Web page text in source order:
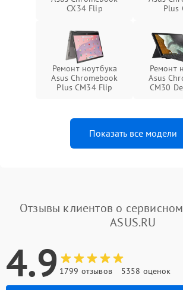
CX34 Flip
Plus
Ремонт ноутбука
Asus Chromebook
Plus CM34 Flip
Ремонт
Asus
CM30
Показать все модели
Отзывы клиентов о
ASUS.RU
4.9 1799 отзывов 5358 оценок